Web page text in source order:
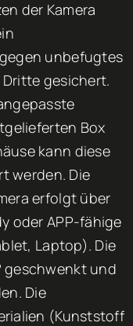
der Kamera
unbefugtes
gesichert.
Box
kann diese
werden. Die
erfolgt über
oder APP-fähige
Laptop). Die
geschwenkt und
Die
(Kunststoff